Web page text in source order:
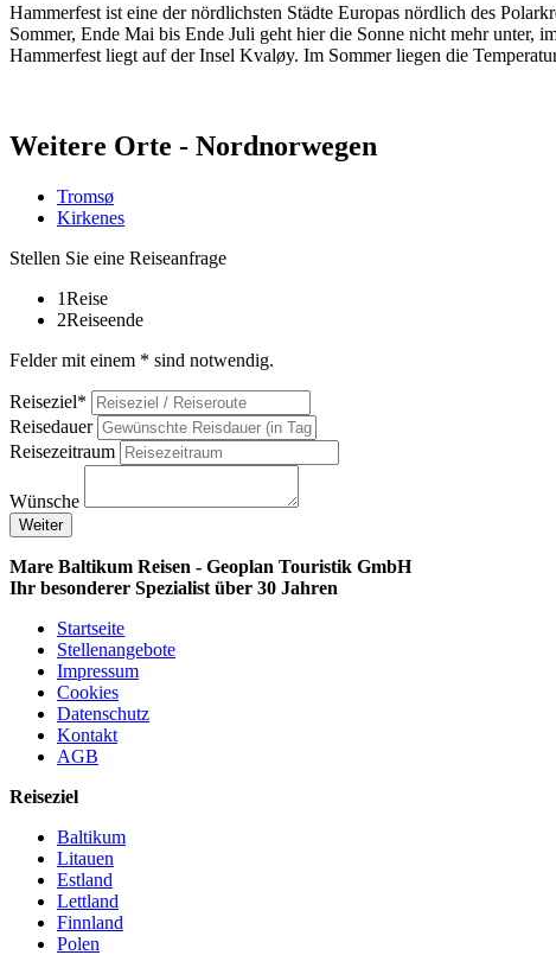
Hammerfest ist eine der nördlichsten Städte Europas nördlich des
Sommer, Ende Mai bis Ende Juli geht hier die Sonne nicht mehr unter,
Hammerfest liegt auf der Insel Kvaløy. Im Sommer liegen die
Weitere Orte - Nordnorwegen
Tromsø
Kirkenes
Stellen Sie eine Reiseanfrage
1Reise
2Reiseende
Felder mit einem * sind notwendig.
Reiseziel*
Reisedauer
Reisezeitraum
Wünsche
Weiter
Mare Baltikum Reisen - Geoplan Touristik GmbH
Ihr besonderer Spezialist über 30 Jahren
Startseite
Stellenangebote
Impressum
Cookies
Datenschutz
Kontakt
AGB
Reiseziel
Baltikum
Litauen
Estland
Lettland
Finnland
Polen